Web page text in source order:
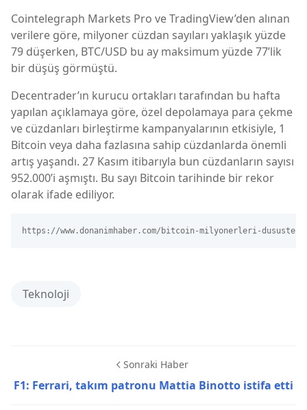
Cointelegraph Markets Pro ve TradingView’den alınan
verilere göre, milyoner cüzdan sayıları yaklaşık yüzde
79 düşerken, BTC/USD bu ay maksimum yüzde 77’lik
bir düşüş görmüştü.
Decentrader’ın kurucu ortakları tarafından bu hafta
yapılan açıklamaya göre, özel depolamaya para çekme
ve cüzdanları birleştirme kampanyalarının etkisiyle, 1
Bitcoin veya daha fazlasına sahip cüzdanlarda önemli
artış yaşandı. 27 Kasım itibarıyla bun cüzdanların sayısı
952.000’i aşmıştı. Bu sayı Bitcoin tarihinde bir rekor
olarak ifade ediliyor.
https://www.donanimhaber.com/bitcoin-milyonerleri-dususte--
Teknoloji
Sonraki Haber
F1: Ferrari, takım patronu Mattia Binotto istifa etti